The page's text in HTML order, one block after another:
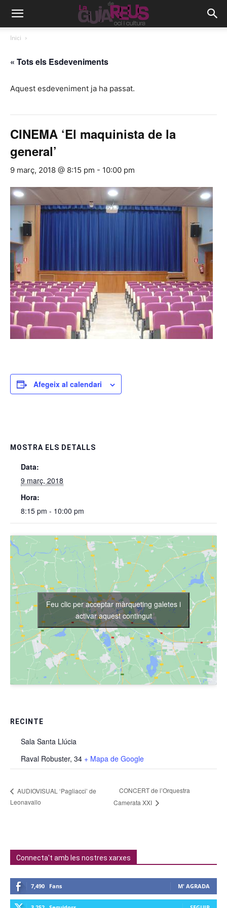
Inici
« Tots els Esdeveniments
Aquest esdeveniment ja ha passat.
CINEMA ‘El maquinista de la
general’
9 març, 2018 @ 8:15 pm - 10:00 pm
Afegeix al calendari
MOSTRA ELS DETALLS
Data:
9 març, 2018
Hora:
8:15 pm - 10:00 pm
RECINTE
Sala Santa Llúcia
Raval Robuster, 34 + Mapa de Google
Feu clic per acceptar màrqueting galetes i
activar aquest contingut
AUDIOVISUAL ‘Pagliacci’ de
Leonavallo
CONCERT de l’Orquestra
Camerata XXI
Connecta't amb les nostres xarxes
7,490 Fans M' AGRADA